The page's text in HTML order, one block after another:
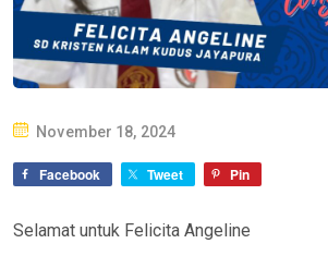
P
S
E
November 18, 2024
Facebook Tweet Pin
Selamat untuk Felicita Angeline